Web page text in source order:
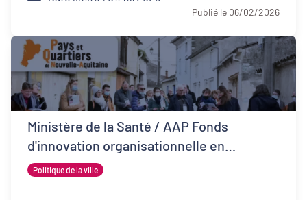
Publié le 06/02/2026
Ministère de la Santé / AAP Fonds
d'innovation organisationnelle en
psychiatrie (FIOP)
Politique de la ville